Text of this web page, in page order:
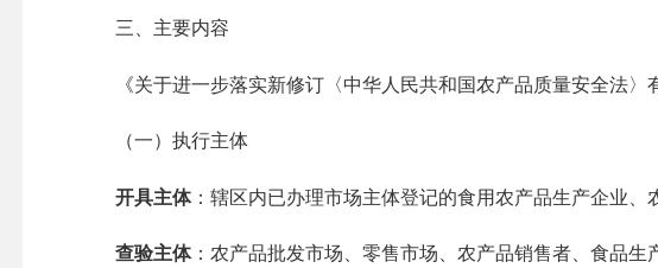
三、主要内容
《关于进一步落实新修订〈中华人民共和国农产品质量安全法
（一）执行主体
开具主体：辖区内已办理市场主体登记的食用农产品生产企业、
查验主体：农产品批发市场、零售市场、农产品销售者、食品生